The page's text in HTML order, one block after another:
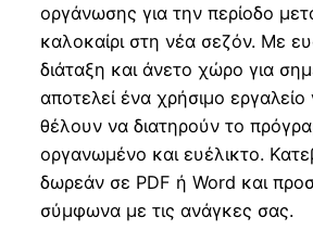
οργάνωσης για την περίοδο
καλοκαίρι στη νέα σεζόν. Με
διάταξη και άνετο χώρο για
αποτελεί ένα χρήσιμο εργαλείο
θέλουν να διατηρούν το
οργανωμένο και ευέλικτο.
δωρεάν σε PDF ή Word και
σύμφωνα με τις ανάγκες σας.